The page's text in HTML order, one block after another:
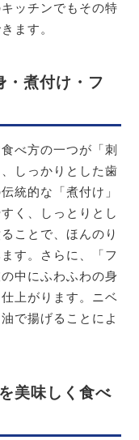
ッチンでもその特
ます。
・煮付け・フ
べ方の一つが「刺
しっかりとした歯
統的な「煮付け」
く、しっとりとし
ことで、ほんのり
す。さらに、「フ
中にふわふわの身
上がります。ニベ
で揚げることによ
美味しく食べ